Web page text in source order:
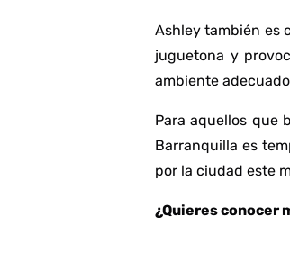
Ashley también es
juguetona y
ambiente
Para aquellos que
Barranquilla es
por la ciudad este
¿Quieres conocer